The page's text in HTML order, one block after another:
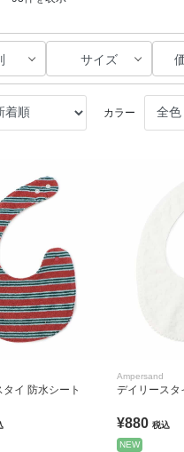
サイズ
カラー
イ 防水シート
Ampersand
デイリースタ
¥880 税込
NEW